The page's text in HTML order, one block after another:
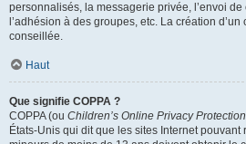
personnalisés, la messagerie privée, l’envoi
l’adhésion à des groupes, etc. La création
conseillée.
Haut
Que signifie COPPA ?
COPPA (ou Children’s Online Privacy
États-Unis qui dit que les sites Internet